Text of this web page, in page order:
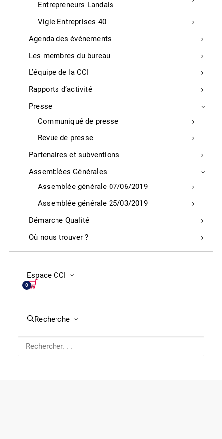
Entrepreneurs Landais
Vigie Entreprises 40
Agenda des évènements
Les membres du bureau
L’équipe de la CCI
Rapports d’activité
Presse
Communiqué de presse
Revue de presse
Partenaires et subventions
Assemblées Générales
Assemblée générale 07/06/2019
Assemblée générale 25/03/2019
Démarche Qualité
Où nous trouver ?
Espace CCI
0
Recherche
Chiffres-clé de l’économie
Enquêtes de conjoncture
Démarche Qualité
Évènements
Réservez votre salle de séminaire, coworking ou événement
Assemblées générales
Les enjeux du territoire
Où nous trouver ?
ACTE
Etude Pivadis
40000 Mont de Marsan